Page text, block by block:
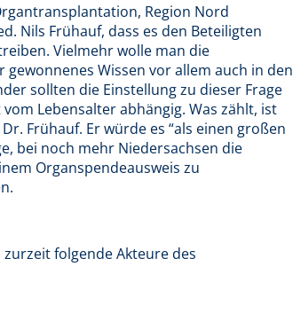
Region Nord
Nils Frühauf, dass es den Beteiligten
Vielmehr wolle man die
Wissen vor allem auch in den
sollten die Einstellung zu dieser Frage
Lebensalter abhängig. Was zählt, ist
Frühauf. Er würde es “als einen großen
bei noch mehr Niedersachsen die
Organspendeausweis zu
folgende Akteure des